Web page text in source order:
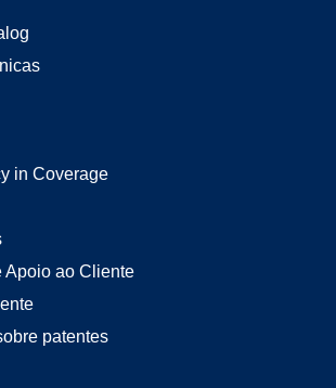
in Coverage
Apoio ao Cliente
patentes